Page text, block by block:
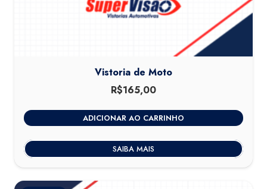
Vistoria de Moto
R$165,00
ADICIONAR AO CARRINHO
SAIBA MAIS